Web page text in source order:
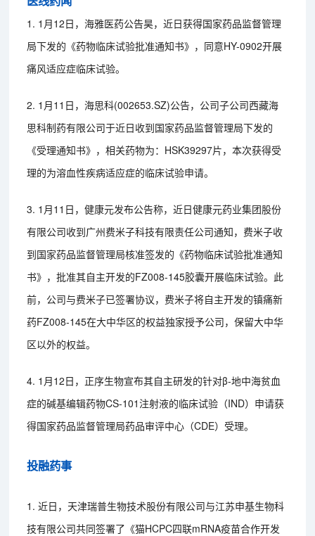
1. 1月12日，海雅医药公告昊，近日获得国家药品监督管理
局下发的《药物临床试验批准通知书》，同意HY-0902开展
痛风适应症临床试验。
2. 1月11日，海思科(002653.SZ)公告，公司子公司西藏海
思科制药有限公司于近日收到国家药品监督管理局下发的
《受理通知书》，相关药物为：HSK39297片，本次获得受
理的为溶血性疾病适应症的临床试验申请。
3. 1月11日，健康元发布公告称，近日健康元药业集团股份
有限公司收到广州费米子科技有限责任公司通知，费米子收
到国家药品监督管理局核准签发的《药物临床试验批准通知
书》，批准其自主开发的FZ008-145胶囊开展临床试验。此
前，公司与费米子已签署协议，费米子将自主开发的镇痛新
药FZ008-145在大中华区的权益独家授予公司，保留大中华
区以外的权益。
4. 1月12日，正序生物宣布其自主研发的针对β-地中海贫血
症的碱基编辑药物CS-101注射液的临床试验（IND）申请获
得国家药品监督管理局药品审评中心（CDE）受理。
投融药事
1. 近日，天津瑞普生物技术股份有限公司与江苏申基生物科
技有限公司共同签署了《猫HCPC四联mRNA疫苗合作开发